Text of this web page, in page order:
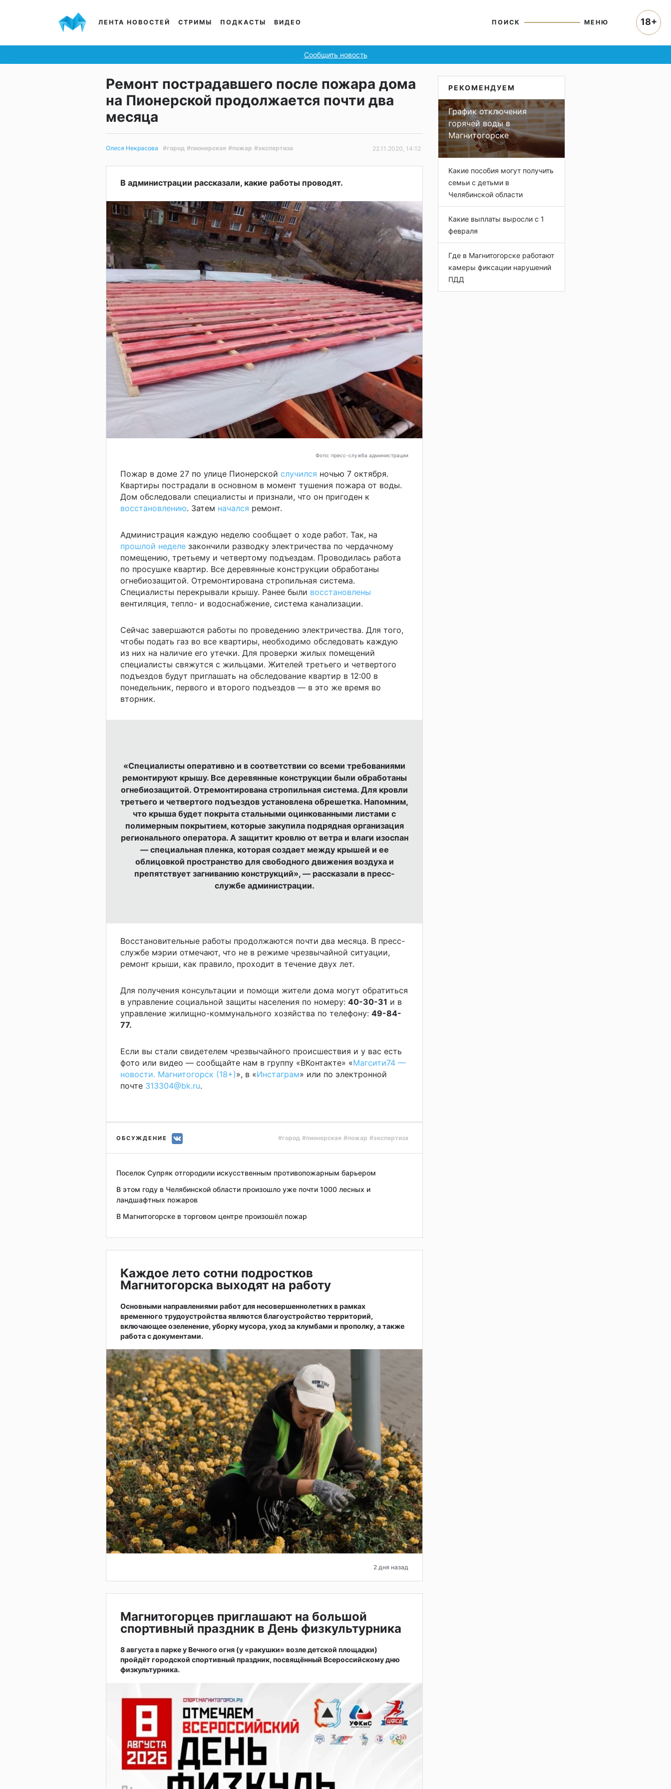
ЛЕНТА НОВОСТЕЙ СТРИМЫ ПОДКАСТЫ ВИДЕО ПОИСК МЕНЮ
Сообщить новость
Ремонт пострадавшего после пожара дома
на Пионерской продолжается почти два
месяца
Олеся Некрасова #город #пионерская #пожар #экспертиза 22.11.2020, 14:12
В администрации рассказали, какие работы проводят.
Фото: пресс-служба администрации
Пожар в доме 27 по улице Пионерской случился ночью 7 октября.
Квартиры пострадали в основном в момент тушения пожара от воды.
Дом обследовали специалисты и признали, что он пригоден к
восстановлению. Затем начался ремонт.
Администрация каждую неделю сообщает о ходе работ. Так, на
прошлой неделе закончили разводку электричества по чердачному
помещению, третьему и четвертому подъездам. Проводилась работа
по просушке квартир. Все деревянные конструкции обработаны
огнебиозащитой. Отремонтирована стропильная система.
Специалисты перекрывали крышу. Ранее были восстановлены
вентиляция, тепло- и водоснабжение, система канализации.
Сейчас завершаются работы по проведению электричества. Для того,
чтобы подать газ во все квартиры, необходимо обследовать каждую
из них на наличие его утечки. Для проверки жилых помещений
специалисты свяжутся с жильцами. Жителей третьего и четвертого
подъездов будут приглашать на обследование квартир в 12:00 в
понедельник, первого и второго подъездов — в это же время во
вторник.
«Специалисты оперативно и в соответствии со всеми требованиями
ремонтируют крышу. Все деревянные конструкции были обработаны
огнебиозащитой. Отремонтирована стропильная система. Для кровли
третьего и четвертого подъездов установлена обрешетка. Напомним,
что крыша будет покрыта стальными оцинкованными листами с
полимерным покрытием, которые закупила подрядная организация
регионального оператора. А защитит кровлю от ветра и влаги изоспан
— специальная пленка, которая создает между крышей и ее
облицовкой пространство для свободного движения воздуха и
препятствует загниванию конструкций», — рассказали в пресс-
службе администрации.
Восстановительные работы продолжаются почти два месяца. В пресс-
службе мэрии отмечают, что не в режиме чрезвычайной ситуации,
ремонт крыши, как правило, проходит в течение двух лет.
Для получения консультации и помощи жители дома могут обратиться
в управление социальной защиты населения по номеру: 40-30-31 и в
управление жилищно-коммунального хозяйства по телефону: 49-84-
77.
Если вы стали свидетелем чрезвычайного происшествия и у вас есть
фото или видео — сообщайте нам в группу «ВКонтакте» «Магсити74 —
новости. Магнитогорск (18+)», в «Инстаграм» или по электронной
почте 313304@bk.ru.
ОБСУЖДЕНИЕ #город #пионерская #пожар #экспертиза
Поселок Супряк отгородили искусственным противопожарным барьером
В этом году в Челябинской области произошло уже почти 1000 лесных и
ландшафтных пожаров
В Магнитогорске в торговом центре произошёл пожар
Каждое лето сотни подростков
Магнитогорска выходят на работу
Основными направлениями работ для несовершеннолетних в рамках
временного трудоустройства являются благоустройство территорий,
включающее озеленение, уборку мусора, уход за клумбами и прополку, а также
работа с документами.
2 дня назад
Магнитогорцев приглашают на большой
спортивный праздник в День физкультурника
8 августа в парке у Вечного огня (у «ракушки» возле детской площадки)
пройдёт городской спортивный праздник, посвящённый Всероссийскому дню
физкультурника.
РЕКОМЕНДУЕМ
График отключения
горячей воды в
Магнитогорске
Какие пособия могут получить
семьи с детьми в
Челябинской области
Какие выплаты выросли с 1
февраля
Где в Магнитогорске работают
камеры фиксации нарушений
ПДД
18+